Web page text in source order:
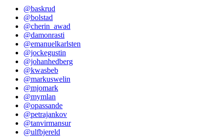
@baskrud
@bolstad
@cherin_awad
@damonrasti
@emanuelkarlsten
@jockegustin
@johanhedberg
@kwasbeb
@markuswelin
@mjomark
@mymlan
@opassande
@petrajankov
@tanvirmansur
@ulfbjereld